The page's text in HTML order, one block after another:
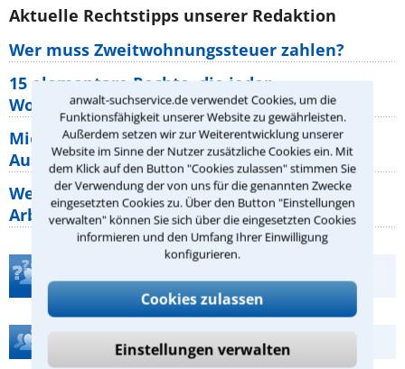
anwalt-suchservice.de verwendet Cookies, um die
Funktionsfähigkeit unserer Website zu gewährleisten.
Außerdem setzen wir zur Weiterentwicklung unserer
Website im Sinne der Nutzer zusätzliche Cookies ein. Mit
dem Klick auf den Button "Cookies zulassen" stimmen Sie
der Verwendung der von uns für die genannten Zwecke
eingesetzten Cookies zu. Über den Button "Einstellungen
verwalten" können Sie sich über die eingesetzten Cookies
informieren und den Umfang Ihrer Einwilligung
konfigurieren.
Cookies zulassen
Einstellungen verwalten
Aktuelle Rechtstipps unserer Redaktion
Wer muss Zweitwohnungssteuer zahlen?
15 elementare Rechte, die jeder
Wohnungseigentümer kennen sollte
Mietpreisbremse 2026: Alle Regeln,
Ausnahmen und Rechte für Mieter
Welche Regeln für Teilnahme, Urlaub,
Arbeitszeit gelten beim
Hilfe bei Ihrer Anwaltsuche?